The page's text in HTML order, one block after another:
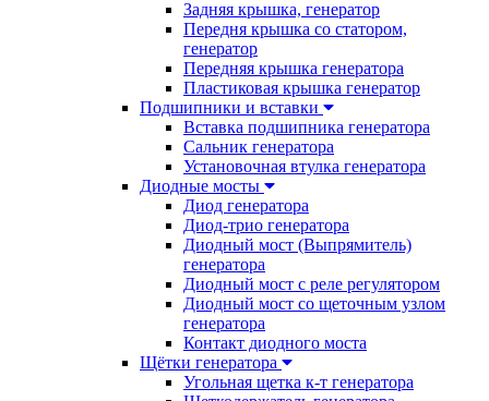
Задняя крышка, генератор
Передня крышка со статором,
генератор
Передняя крышка генератора
Пластиковая крышка генератор
Подшипники и вставки
Вставка подшипника генератора
Сальник генератора
Установочная втулка генератора
Диодные мосты
Диод генератора
Диод-трио генератора
Диодный мост (Выпрямитель)
генератора
Диодный мост с реле регулятором
Диодный мост со щеточным узлом
генератора
Контакт диодного моста
Щётки генератора
Угольная щетка к-т генератора